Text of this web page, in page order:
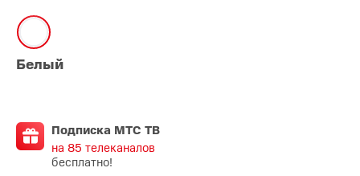
Белый
Подписка МТС ТВ
на 85 телеканалов
бесплатно!